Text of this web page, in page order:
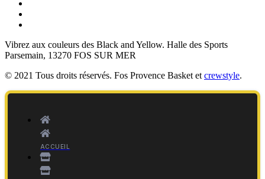
Vibrez aux couleurs des Black and Yellow. Halle des Sports
Parsemain, 13270 FOS SUR MER
© 2021 Tous droits réservés. Fos Provence Basket et crewstyle.
ACCUEIL